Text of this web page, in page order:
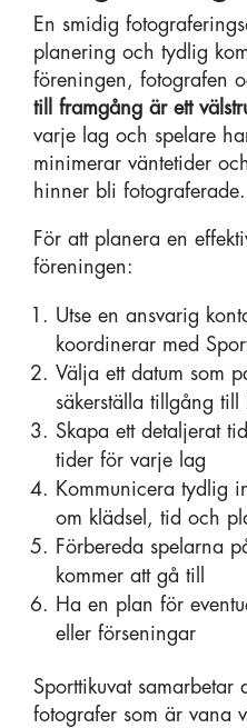
En smidig
planering och tydlig
föreningen, fotografen
till framgång är ett
varje lag och spelare
minimerar väntetider
hinner bli fotograferade.
För att planera en
föreningen:
Utse en ansvarig
koordinerar med
Välja ett datum som
säkerställa tillgång
Skapa ett detaljerat
tider för varje lag
Kommunicera tydlig
om klädsel, tid och
Förbereda spelarna
kommer att gå till
Ha en plan för
eller förseningar
Sporttikuvat samarbetar
fotografer som är vana